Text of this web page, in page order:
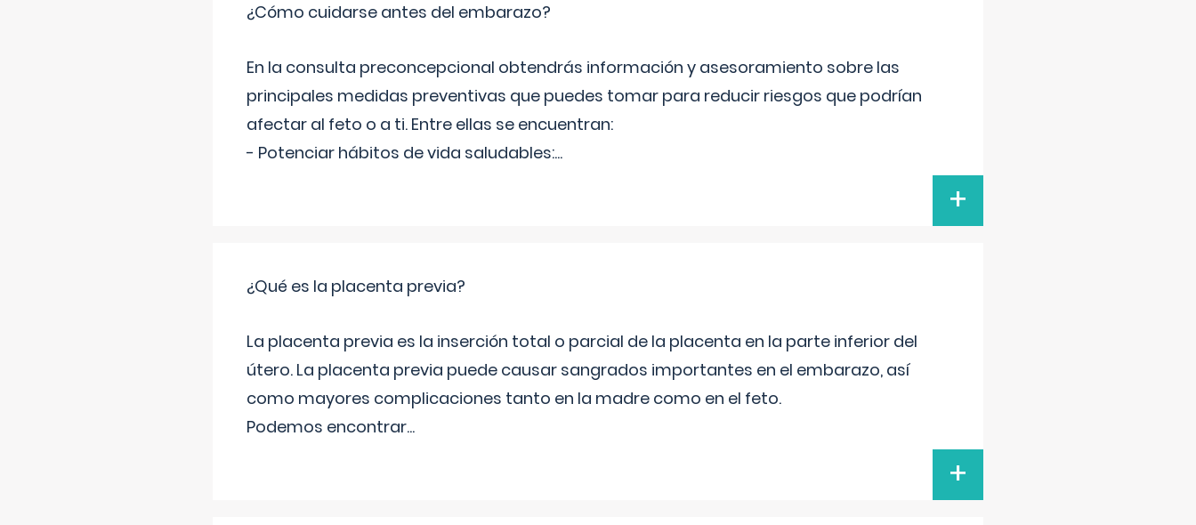
¿Cómo cuidarse antes del embarazo?
En la consulta preconcepcional obtendrás información y asesoramiento sobre las
principales medidas preventivas que puedes tomar para reducir riesgos que podrían
afectar al feto o a ti. Entre ellas se encuentran:
- Potenciar hábitos de vida saludables:...
+
¿Qué es la placenta previa?
La placenta previa es la inserción total o parcial de la placenta en la parte inferior del
útero. La placenta previa puede causar sangrados importantes en el embarazo, así
como mayores complicaciones tanto en la madre como en el feto.
Podemos encontrar...
+